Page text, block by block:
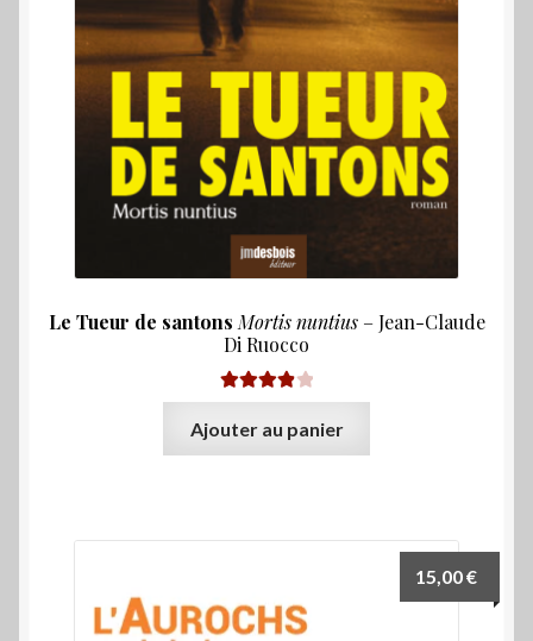
Le Tueur de santons Mortis nuntius– Jean-Claude
Di Ruocco
Note4.00
sur 5
Ajouter au panier
15,00€